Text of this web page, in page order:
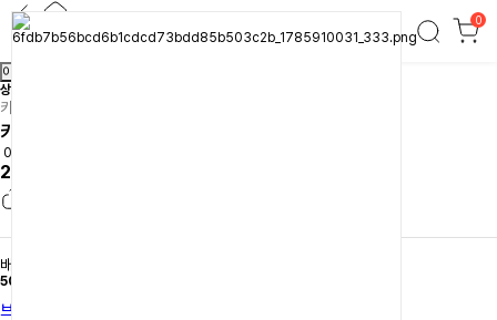
카마포스 카마행어(스틱1EA 50cm포함) 실버 0
이전
상품간략정보 및 구매기능
카마포스
카마포스 카마행어(스틱1EA 50cm포함) 실버
0.0 (0개)
26,000원
배송
50,000원이상 무료배송
브랜드 홈